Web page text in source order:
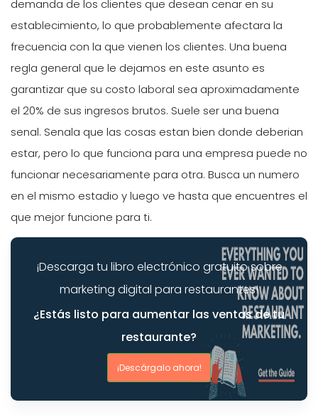
demanda de los clientes que desean cenar en su
establecimiento, lo que probablemente afectara la
frecuencia con la que vienen los clientes. Una buena
regla general que le dejamos en este asunto es
garantizar que su costo laboral sea aproximadamente
el 20% de sus ingresos brutos. Suele ser una buena
senal. Senala que las cosas estan bien donde deberian
estar, pero lo que funciona para una empresa puede no
funcionar necesariamente para otra. Busca un numero
en el mismo estadio y luego ve hasta que encuentres el
que mejor funcione para ti.
¡Descarga tu libro electrónico gratuito sobre
marketing digital para restaurantes!
¿Estás listo para aumentar las ventas de tu
restaurante?
¡Descárgalo ahora!